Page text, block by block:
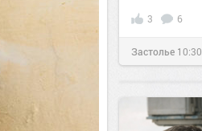
3 6
Застолье 10:30